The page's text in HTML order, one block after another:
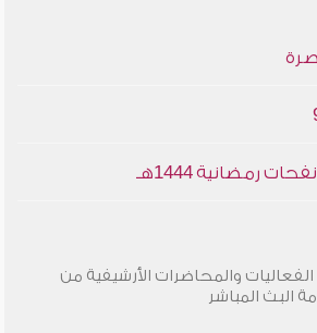
رمضانية 1444هـ
والمحاضرات الأرشيفية من
البث المباشر